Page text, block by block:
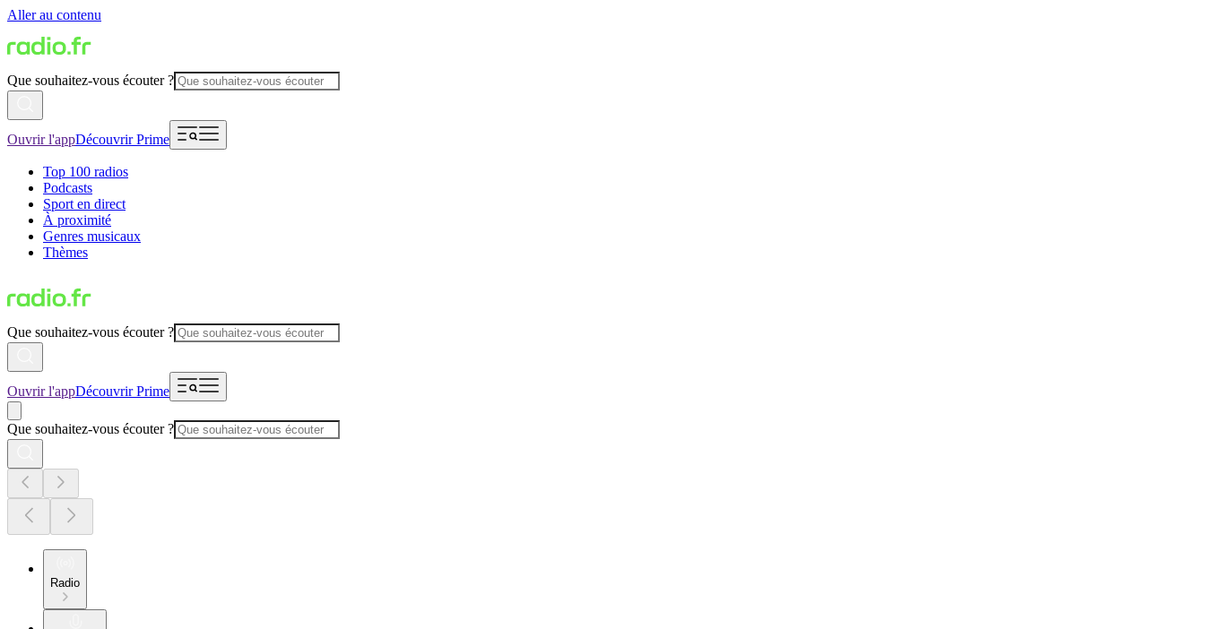
Aller au contenu
Que souhaitez-vous écouter ?
Ouvrir l'appDécouvrir Prime
Top 100 radios
Podcasts
Sport en direct
À proximité
Genres musicaux
Thèmes
Que souhaitez-vous écouter ?
Ouvrir l'appDécouvrir Prime
Que souhaitez-vous écouter ?
Radio